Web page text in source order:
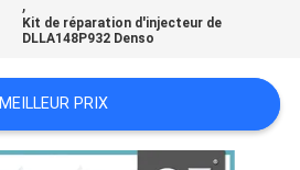
,
Kit de réparation d'injecteur de
DLLA148P932 Denso
MEILLEUR PRIX